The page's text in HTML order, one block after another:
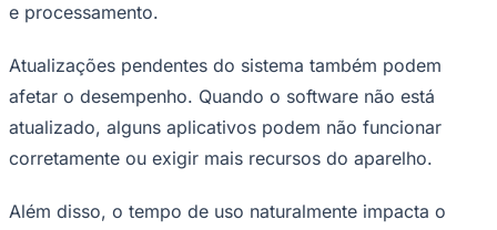
e processamento.
Atualizações pendentes do sistema também podem
afetar o desempenho. Quando o software não está
atualizado, alguns aplicativos podem não funcionar
corretamente ou exigir mais recursos do aparelho.
Além disso, o tempo de uso naturalmente impacta o